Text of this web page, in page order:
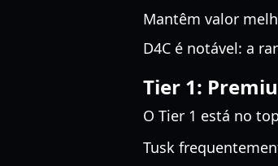
Mantêm valor
D4C é notável: a
Tier 1:
O Tier 1 está no
Tusk